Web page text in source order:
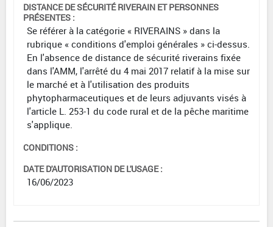
DISTANCE DE SÉCURITÉ RIVERAIN ET PERSONNES
PRÉSENTES :
Se référer à la catégorie « RIVERAINS » dans la
rubrique « conditions d'emploi générales » ci-dessus.
En l'absence de distance de sécurité riverains fixée
dans l'AMM, l'arrêté du 4 mai 2017 relatif à la mise sur
le marché et à l'utilisation des produits
phytopharmaceutiques et de leurs adjuvants visés à
l'article L. 253-1 du code rural et de la pêche maritime
s'applique.
CONDITIONS :
DATE D'AUTORISATION DE L'USAGE :
16/06/2023